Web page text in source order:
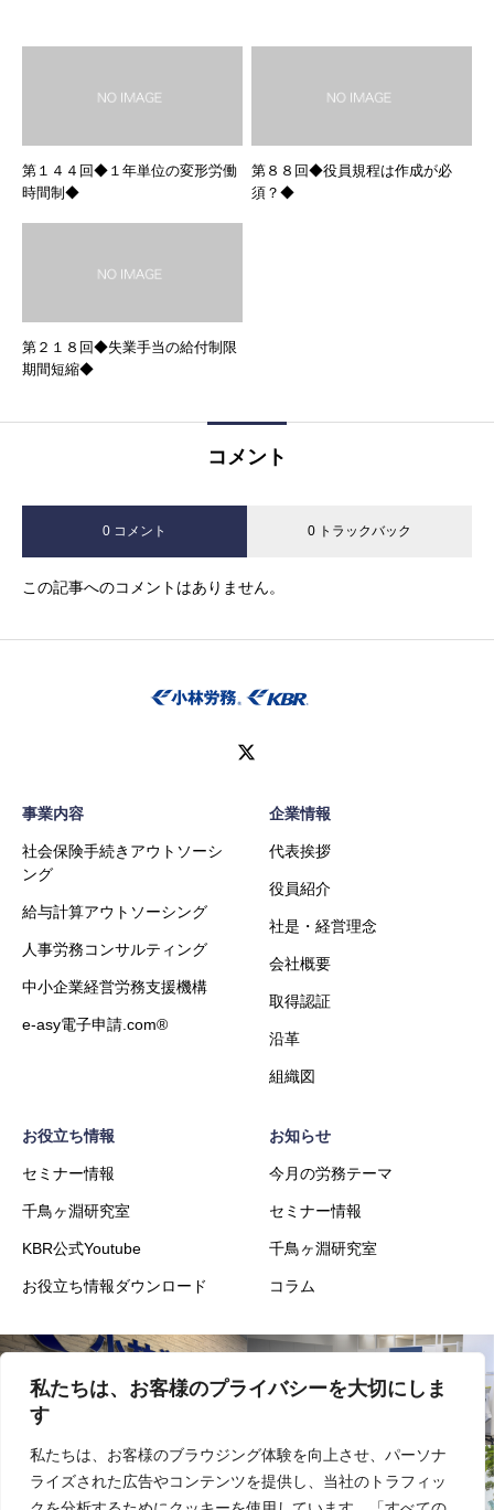
私たちは、お客様のプライバシーを大切にしま
す
私たちは、お客様のブラウジング体験を向上させ、パーソナ
ライズされた広告やコンテンツを提供し、当社のトラフィッ
第１４４回◆１年単位の変形労働
時間制◆
第８８回◆役員規程は作成が必
須？◆
第２１８回◆失業手当の給付制限
期間短縮◆
コメント
0 コメント 0 トラックバック
この記事へのコメントはありません。
事業内容
社会保険手続きアウトソーシ
ング
給与計算アウトソーシング
人事労務コンサルティング
中小企業経営労務支援機構
e-asy電子申請.com®
企業情報
代表挨拶
役員紹介
社是・経営理念
会社概要
取得認証
沿革
組織図
お役立ち情報
セミナー情報
千鳥ヶ淵研究室
KBR公式Youtube
お役立ち情報ダウンロード
お知らせ
今月の労務テーマ
セミナー情報
千鳥ヶ淵研究室
コラム
会社概要 事業内容
実績 採用